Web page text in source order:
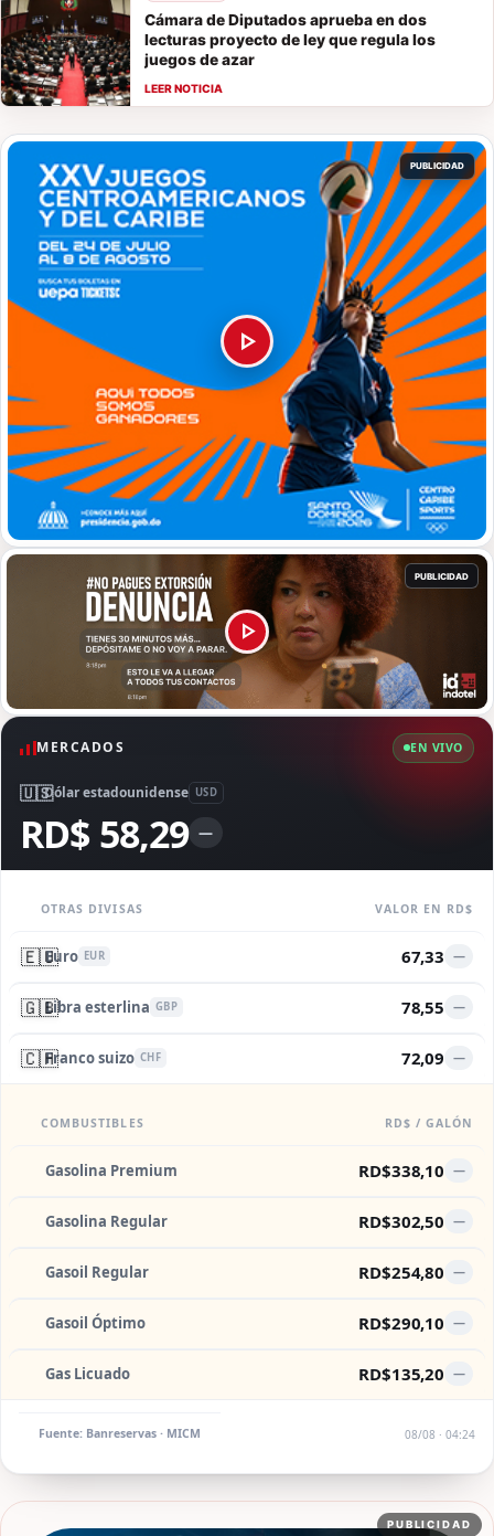
Cámara de Diputados aprueba en dos
lecturas proyecto de ley que regula los
juegos de azar
MERCADOS EN VIVO
🇺🇸Dólar estadounidense USD
RD$ 58,29 —
OTRAS DIVISAS VALOR EN RD$
🇪🇺Euro EUR 67,33 —
🇬🇧Libra esterlina GBP 78,55 —
🇨🇭Franco suizo CHF 72,09 —
COMBUSTIBLES RD$ / GALÓN
Gasolina Premium RD$338,10 —
Gasolina Regular RD$302,50 —
Gasoil Regular RD$254,80 —
Gasoil Óptimo RD$290,10 —
Gas Licuado RD$135,20 —
Fuente: Banreservas · MICM 08/08 · 04:24
PUBLICIDAD